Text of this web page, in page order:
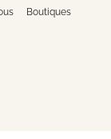
Boutiques